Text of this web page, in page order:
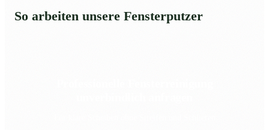
So arbeiten unsere Fensterputzer